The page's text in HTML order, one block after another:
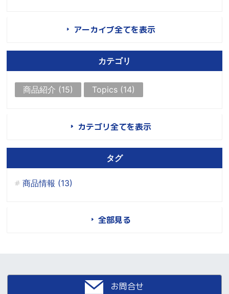
アーカイブ全てを表示
カテゴリ
商品紹介 (15) Topics (14)
カテゴリ全てを表示
タグ
商品情報 (13)
全部見る
お問合せ